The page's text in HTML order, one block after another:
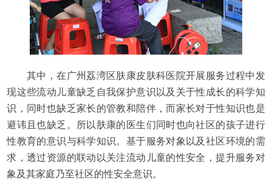
其中，在广州荔湾区肤康皮肤科医院开展服务过程中发
现这些流动儿童缺乏自我保护意识以及关于性成长的科学知
识，同时也缺乏家长的管教和陪伴，而家长对于性知识也是
避讳且也缺乏。所以肤康的医生们同时也向社区的孩子进行
性教育的意识与科学知识。基于服务对象以及社区环境的需
求，透过资源的联动以关注流动儿童的性安全，提升服务对
象及其家庭乃至社区的性安全意识。